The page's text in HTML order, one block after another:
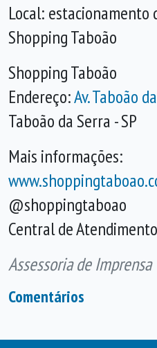
Local: estacionamento
Shopping Taboão
Shopping Taboão
Endereço:Av. Taboão
Taboão da Serra - SP
Mais informações:
@shoppingtaboao
Central de
Assessoria de Imprensa
Comentários